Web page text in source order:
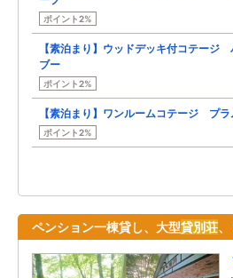
ポイント2%
【素泊まり】ウッドデッキ付コテージ
ブー
ポイント2%
【素泊まり】ワンルームコテージ プラ
ポイント2%
ペンション一棟貸し、大型貸別荘、